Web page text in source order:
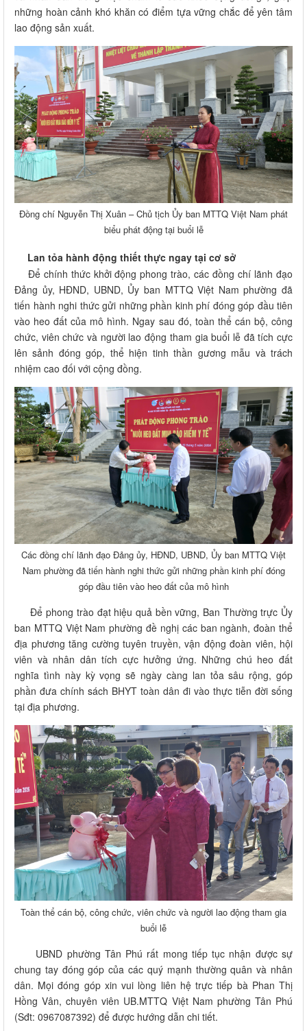
những hoàn cảnh khó khăn có điểm tựa vững chắc để yên tâm
lao động sản xuất.
Đồng chí Nguyễn Thị Xuân – Chủ tịch Ủy ban MTTQ Việt Nam phát
biểu phát động tại buổi lễ
Lan tỏa hành động thiết thực ngay tại cơ sở
Để chính thức khởi động phong trào, các đồng chí lãnh đạo
Đảng ủy, HĐND, UBND, Ủy ban MTTQ Việt Nam phường đã
tiến hành nghi thức gửi những phần kinh phí đóng góp đầu tiên
vào heo đất của mô hình. Ngay sau đó, toàn thể cán bộ, công
chức, viên chức và người lao động tham gia buổi lễ đã tích cực
lên sảnh đóng góp, thể hiện tinh thần gương mẫu và trách
nhiệm cao đối với cộng đồng.
Các đồng chí lãnh đạo Đảng ủy, HĐND, UBND, Ủy ban MTTQ Việt
Nam phường đã tiến hành nghi thức gửi những phần kinh phí đóng
góp đầu tiên vào heo đất của mô hình
Để phong trào đạt hiệu quả bền vững, Ban Thường trực Ủy
ban MTTQ Việt Nam phường đề nghị các ban ngành, đoàn thể
địa phương tăng cường tuyên truyền, vận động đoàn viên, hội
viên và nhân dân tích cực hưởng ứng. Những chú heo đất
nghĩa tình này kỳ vọng sẽ ngày càng lan tỏa sâu rộng, góp
phần đưa chính sách BHYT toàn dân đi vào thực tiễn đời sống
tại địa phương.
Toàn thể cán bộ, công chức, viên chức và người lao động tham gia
buổi lễ
UBND phường Tân Phú rất mong tiếp tục nhận được sự
chung tay đóng góp của các quý mạnh thường quân và nhân
dân. Mọi đóng góp xin vui lòng liên hệ trực tiếp bà Phan Thị
Hồng Vân, chuyên viên UB.MTTQ Việt Nam phường Tân Phú
(Sđt: 0967087392) để được hướng dẫn chi tiết.